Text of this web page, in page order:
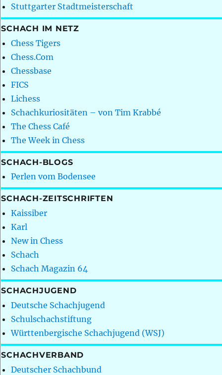
Stuttgarter Stadtmeisterschaft
SCHACH IM NETZ
Chess Tigers
Chess.Com
Chessbase
FICS
Lichess
Schachkuriositäten – von Tim Krabbé
The Chess Café
The Week in Chess
SCHACH-BLOGS
Perlen vom Bodensee
SCHACH-ZEITSCHRIFTEN
Kaissiber
Karl
New in Chess
Schach
Schach Magazin 64
SCHACHJUGEND
Deutsche Schachjugend
Schulschachstiftung
Württenbergische Schachjugend (WSJ)
SCHACHVERBAND
Deutscher Schachbund